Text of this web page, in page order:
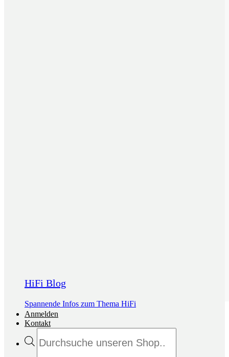
HiFi Blog
Spannende Infos zum Thema HiFi
Anmelden
Kontakt
search